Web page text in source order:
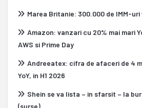
Marea Britanie: 300.000 de IMM-
Amazon: vanzari cu 20% mai mari
AWS si Prime Day
Andreeatex: cifra de afaceri de 4
YoY, in H1 2026
Shein se va lista – in sfarsit – la